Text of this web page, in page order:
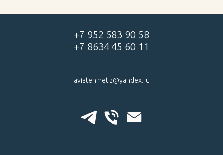
+7 952 583 90 58
+7 8634 45 60 11
aviatehmetiz@yandex.ru